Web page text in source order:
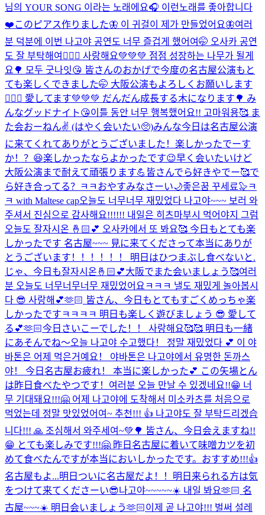
님의 YOUR SONG 이라는 노래에요🎧 이런노래를 좋아합니다
❤️このピアス作りました🦋 이 귀걸이 제가 만들었어요🦋여러
분 덕분에 이번 나고야 공연도 너무 즐겁게 했어여🤭 오사카 공연
도 잘 부탁해여🙇🏻‍♂️ 사랑해요💚💚💚 점점 성장하는 나무가 될게
요🌳 모두 굿나잇😘 皆さんのおかげで今度の名古屋公演もと
ても楽しくできました🤭 大阪公演もよろしくお願いします
🙇🏻‍♂️ 愛してます💚💚💚 だんだん成長する木になります🌳 み
んなグッドナイト😘이틀 동안 너무 행복했어요!! 고마워용🥰 ま
た会おーねん✌️ (はやく会いたい🥺)みんな今日は名古屋公演
に来てくれてありがとうございました！楽しかったでーす
か！？😆楽しかったならよかったです😉早く会いたいけど
大阪公演まで耐えて頑張ります💪皆さんでら好きやでー🥰で
ら好き合ってる？ㅋㅋおやすみなさーい🌙좋은꿈 꾸세료🦭ㅋ
ㅋ with Maltese cap오늘도 너무너무 재밌었다 나고야~~~ 보러 와
주셔서 진심으로 감사해요!!!!!! 내일은 히츠마부시 먹어야지 그럼
오늘도 잘자시온 🤞🏻💕 오사카에서 또 봐요🥰 今日もとても楽
しかったです 名古屋~~~ 見に来てくださって本当にありが
とうございます！！！！！！ 明日はひつまぶし食べないと.
じゃ、今日も잘자시온🤞🏻💕大阪でまた会いましょう🥰여러
분 오늘도 너무너무너무 재밌었어요ㅋㅋㅋ 낼도 재밌게 놀아봅시
다 😎 사랑해💕🫶🏻 皆さん、今日もとてもすごくめっちゃ楽
しかったですㅋㅋㅋㅋ 明日も楽しく遊びましょう 😎 愛して
る💕🫶🏻今日さいこーでした！！ 사랑해요🥰🥰 明日も一緒
にあそんでね〜오늘 나고야 수고했다！ 정말 재밌었다 💕 이 야
바톤은 어제 먹은거예요！ 야바톤은 나고야에서 유명한 돈까스
야！ 今日名古屋お疲れ！ 本当に楽しかった💕 この矢場とん
は昨日食べたやつです！ 여러분 오늘 만날 수 있겠네요!!😁 너
무 기대돼요!!!🤗 어제 나고야에 도착해서 미소카츠를 처음으로
먹었는데 정말 맛있었어여~ 추천!!! 👍 나고야도 잘 부탁드리겠습
니다!!! 🙏 조심해서 와주세여~💚🌳 皆さん、今日会えますね!!
😁 とても楽しみです!!!🤗 昨日名古屋に着いて味噌カツを初
めて食べたんですが本当においしかったです。おすすめ!!!👍
名古屋もよ...明日ついに名古屋だよ！！明日来られる方は気
をつけて来てくださーい😎나고야~~~~~☀️ 내일 봐요🫶🏻 名
古屋~~~☀️ 明日会いましょう🫶🏻이제 곧 나고야!!! 벌써 설레